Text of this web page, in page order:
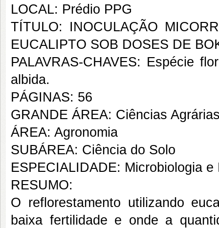
LOCAL: Prédio PPG
TÍTULO: INOCULAÇÃO
EUCALIPTO SOB DOSES DE
PALAVRAS-CHAVES: Espécie
albida.
PÁGINAS: 56
GRANDE ÁREA: Ciências
ÁREA: Agronomia
SUBÁREA: Ciência do Solo
ESPECIALIDADE: Microbiologia
RESUMO:
O reflorestamento utilizando
baixa fertilidade e onde a